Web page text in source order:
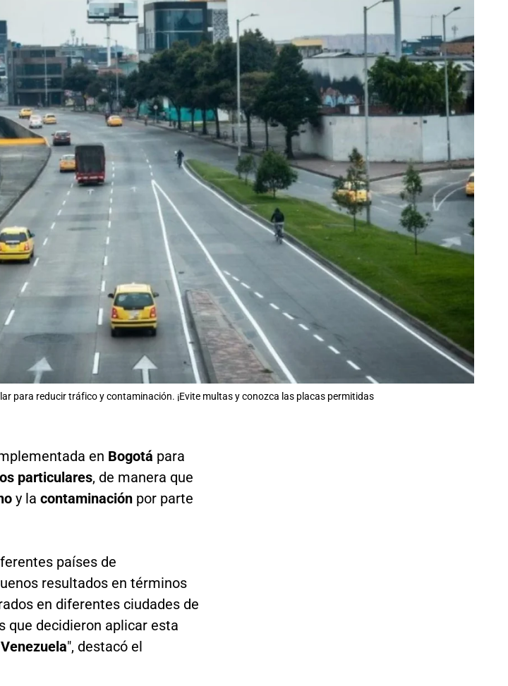
para reducir tráfico y contaminación. ¡Evite multas y conozca las placas permitidas
en Bogotá para
particulares, de manera que
y la contaminaciónpor parte
países de
resultados en términos
en diferentes ciudades de
que decidieron aplicar esta
Venezuela", destacó el